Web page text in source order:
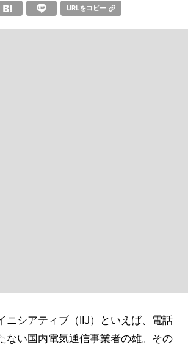
URLをコピー
ニシアティブ（IIJ）といえば、電話
ない国内電気通信事業者の雄。その